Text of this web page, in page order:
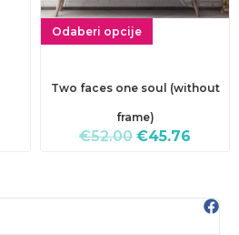
Odaberi opcije
Two faces one soul (without
frame)
€52.00 €45.76